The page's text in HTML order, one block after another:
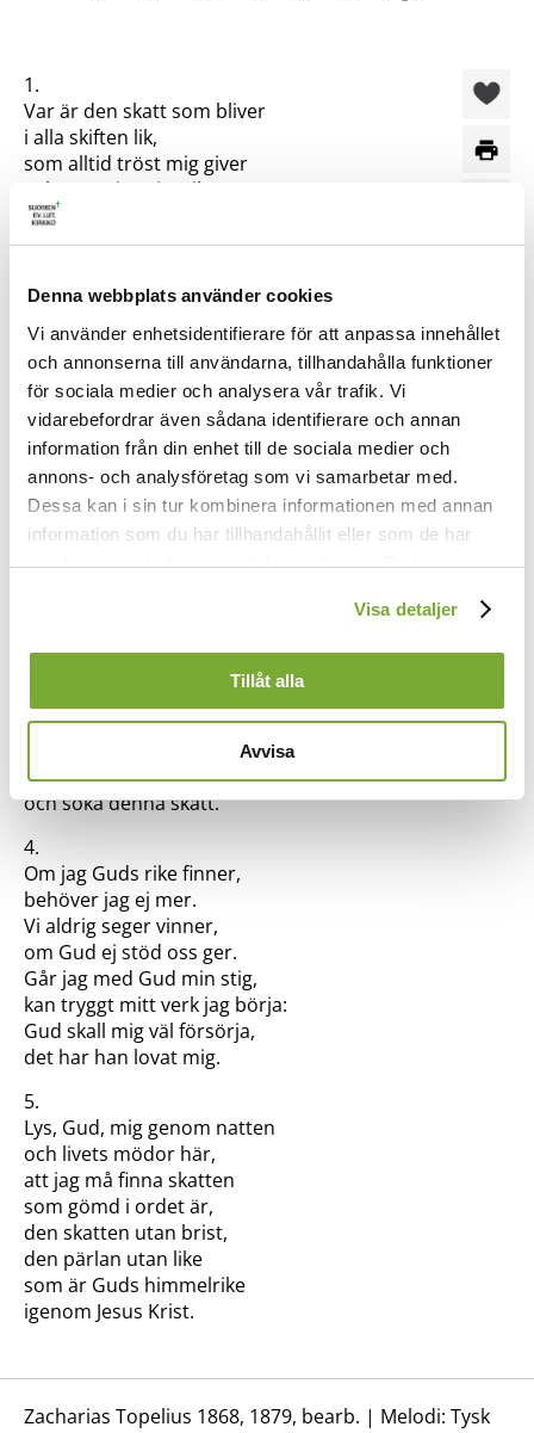
Denna webbplats använder cookies
Vi använder enhetsidentifierare för att anpassa innehållet
och annonserna till användarna, tillhandahålla funktioner
för sociala medier och analysera vår trafik. Vi
vidarebefordrar även sådana identifierare och annan
information från din enhet till de sociala medier och
annons- och analysföretag som vi samarbetar med.
Dessa kan i sin tur kombinera informationen med annan
information som du har tillhandahållit eller som de har
samlat in när du har använt deras tjänster. Du kan
-länken i nedre delen
av sidan.
Visa detaljer
Tillåt alla
Avvisa
1.
Var är den skatt som bliver
i alla skiften lik,
som alltid tröst mig giver
och gör mig evigt rik?
Vad jag av världen får
skall rost och mal förtära,
liksom en rök förgår.
2.
Långt heller vill jag vinna
en bättre ägodel
och sträva till att finna
en skatt förutan fel,
en pärla, ren och klar,
en pärla utan like
som är Guds himmelrike.
Säll den som henne har.
vad fattas då mig än?
Jag själens frid har vunnit,
Så vill jag lämnas glatt
mitt hjärtas jäkt och ävlan,
all fåfäng kamp och tävlan
och söka denna skatt.
4.
Om jag Guds rike finner,
behöver jag ej mer.
Vi aldrig seger vinner,
om Gud ej stöd oss ger.
Går jag med Gud min stig,
kan tryggt mitt verk jag börja:
Gud skall mig väl försörja,
det har han lovat mig.
5.
Lys, Gud, mig genom natten
och livets mödor här,
att jag må finna skatten
som gömd i ordet är,
den skatten utan brist,
den pärlan utan like
som är Guds himmelrike
igenom Jesus Krist.
Zacharias Topelius 1868, 1879, bearb. | Melodi: Tysk